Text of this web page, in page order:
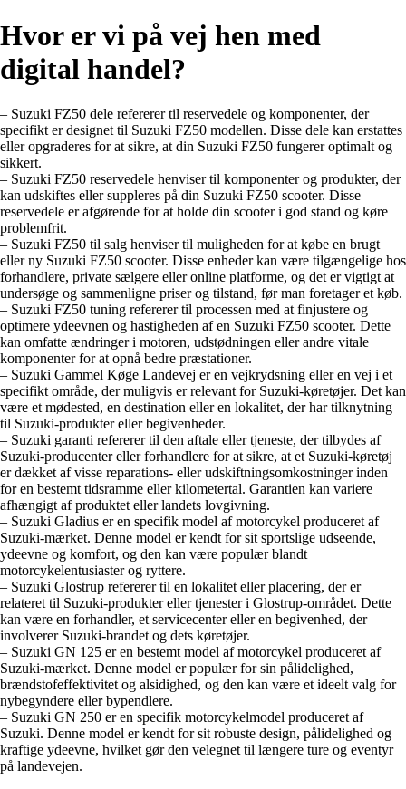
Hvor er vi på vej hen med
digital handel?
– Suzuki FZ50 dele refererer til reservedele og komponenter, der
specifikt er designet til Suzuki FZ50 modellen. Disse dele kan erstattes
eller opgraderes for at sikre, at din Suzuki FZ50 fungerer optimalt og
sikkert.
– Suzuki FZ50 reservedele henviser til komponenter og produkter, der
kan udskiftes eller suppleres på din Suzuki FZ50 scooter. Disse
reservedele er afgørende for at holde din scooter i god stand og køre
problemfrit.
– Suzuki FZ50 til salg henviser til muligheden for at købe en brugt
eller ny Suzuki FZ50 scooter. Disse enheder kan være tilgængelige hos
forhandlere, private sælgere eller online platforme, og det er vigtigt at
undersøge og sammenligne priser og tilstand, før man foretager et køb.
– Suzuki FZ50 tuning refererer til processen med at finjustere og
optimere ydeevnen og hastigheden af en Suzuki FZ50 scooter. Dette
kan omfatte ændringer i motoren, udstødningen eller andre vitale
komponenter for at opnå bedre præstationer.
– Suzuki Gammel Køge Landevej er en vejkrydsning eller en vej i et
specifikt område, der muligvis er relevant for Suzuki-køretøjer. Det kan
være et mødested, en destination eller en lokalitet, der har tilknytning
til Suzuki-produkter eller begivenheder.
– Suzuki garanti refererer til den aftale eller tjeneste, der tilbydes af
Suzuki-producenter eller forhandlere for at sikre, at et Suzuki-køretøj
er dækket af visse reparations- eller udskiftningsomkostninger inden
for en bestemt tidsramme eller kilometertal. Garantien kan variere
afhængigt af produktet eller landets lovgivning.
– Suzuki Gladius er en specifik model af motorcykel produceret af
Suzuki-mærket. Denne model er kendt for sit sportslige udseende,
ydeevne og komfort, og den kan være populær blandt
motorcykelentusiaster og ryttere.
– Suzuki Glostrup refererer til en lokalitet eller placering, der er
relateret til Suzuki-produkter eller tjenester i Glostrup-området. Dette
kan være en forhandler, et servicecenter eller en begivenhed, der
involverer Suzuki-brandet og dets køretøjer.
– Suzuki GN 125 er en bestemt model af motorcykel produceret af
Suzuki-mærket. Denne model er populær for sin pålidelighed,
brændstofeffektivitet og alsidighed, og den kan være et ideelt valg for
nybegyndere eller bypendlere.
– Suzuki GN 250 er en specifik motorcykelmodel produceret af
Suzuki. Denne model er kendt for sit robuste design, pålidelighed og
kraftige ydeevne, hvilket gør den velegnet til længere ture og eventyr
på landevejen.